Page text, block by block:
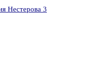
Нестерова 3